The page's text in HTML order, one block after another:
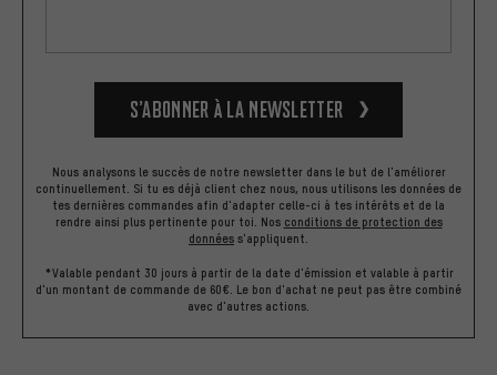
S’abonner à la newsletter
Nous analysons le succès de notre newsletter dans le but de l'améliorer
continuellement. Si tu es déjà client chez nous, nous utilisons les données de
tes dernières commandes afin d'adapter celle-ci à tes intérêts et de la
rendre ainsi plus pertinente pour toi. Nos conditions de protection des
données s'appliquent.
*Valable pendant 30 jours à partir de la date d'émission et valable à partir
d'un montant de commande de 60€. Le bon d'achat ne peut pas être combiné
avec d'autres actions.